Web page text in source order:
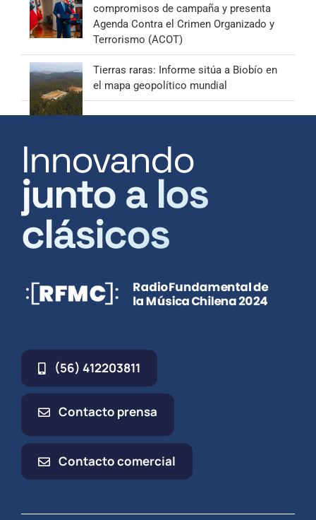
compromisos de campaña y presenta
Agenda Contra el Crimen Organizado y
Terrorismo (ACOT)
Tierras raras: Informe sitúa a Biobío en
el mapa geopolítico mundial
Innovando
junto a los
clásicos
(56) 412203811
Contacto prensa
Contacto comercial